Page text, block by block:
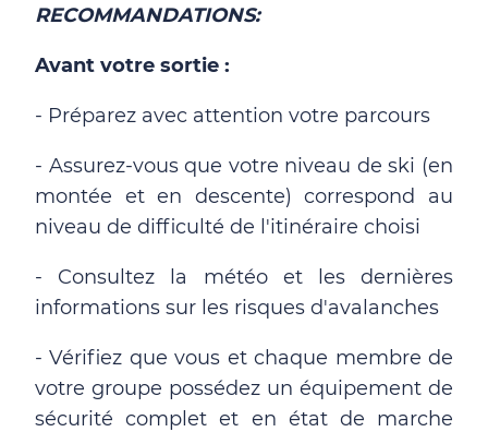
RECOMMANDATIONS:
Avant votre sortie :
- Préparez avec attention votre parcours
- Assurez-vous que votre niveau de ski (en
montée et en descente) correspond au
niveau de difficulté de l'itinéraire choisi
- Consultez la météo et les dernières
informations sur les risques d'avalanches
- Vérifiez que vous et chaque membre de
votre groupe possédez un équipement de
sécurité complet et en état de marche